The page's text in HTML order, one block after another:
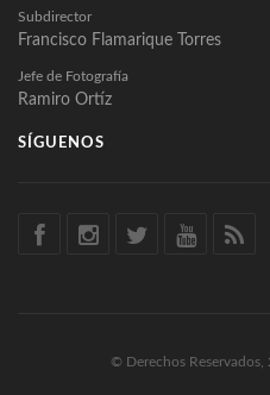
Subdirector
Francisco Flamarique Torres
Jefe de Fotografía
Ramiro Ortíz
SÍGUENOS
© Derechos